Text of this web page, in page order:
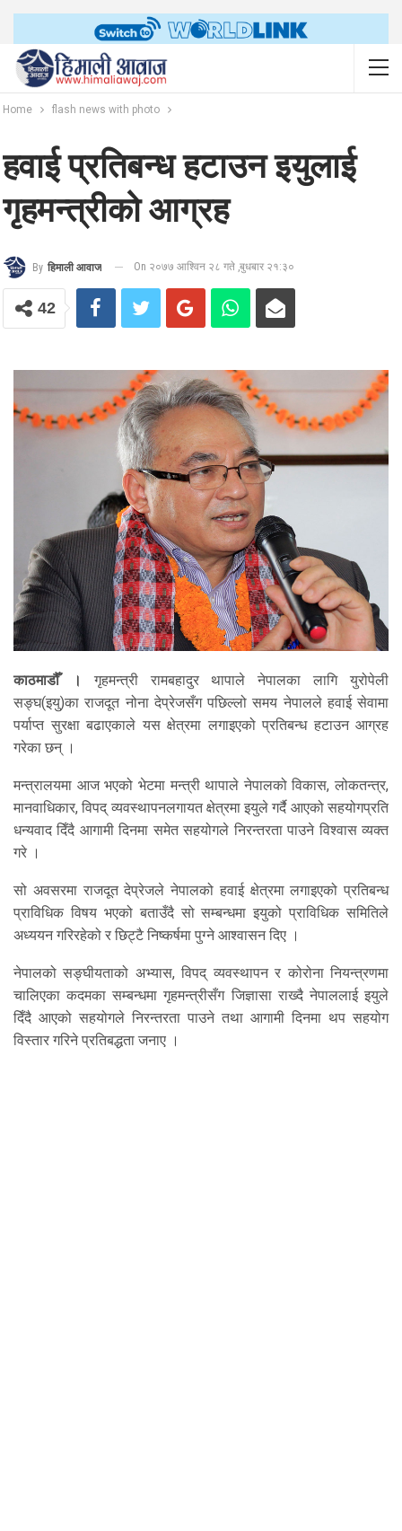
Home flash news with photo
हवाई प्रतिबन्ध हटाउन इयुलाई
गृहमन्त्रीको आग्रह
By हिमाली आवाज On २०७७ आश्विन २८ गते ,बुधबार २१:३०
42
काठमाडौँ ।
गृहमन्त्री रामबहादुर थापाले नेपालका लागि युरोपेली
सङ्घ(इयु)का राजदूत नोना देप्रेजसँग पछिल्लो समय नेपालले हवाई सेवामा
पर्याप्त सुरक्षा बढाएकाले यस क्षेत्रमा लगाइएको प्रतिबन्ध हटाउन आग्रह
गरेका छन् ।
मन्त्रालयमा आज भएको भेटमा मन्त्री थापाले नेपालको विकास, लोकतन्त्र,
मानवाधिकार, विपद् व्यवस्थापनलगायत क्षेत्रमा इयुले गर्दै आएको सहयोगप्रति
धन्यवाद दिँदै आगामी दिनमा समेत सहयोगले निरन्तरता पाउने विश्वास व्यक्त
गरे ।
सो अवसरमा राजदूत देप्रेजले नेपालको हवाई क्षेत्रमा लगाइएको प्रतिबन्ध
प्राविधिक विषय भएको बताउँदै सो सम्बन्धमा इयुको प्राविधिक समितिले
अध्ययन गरिरहेको र छिट्टै निष्कर्षमा पुग्ने आश्वासन दिए ।
नेपालको सङ्घीयताको अभ्यास, विपद् व्यवस्थापन र कोरोना नियन्त्रणमा
चालिएका कदमका सम्बन्धमा गृहमन्त्रीसँग जिज्ञासा राख्दै नेपाललाई इयुले
दिँदै आएको सहयोगले निरन्तरता पाउने तथा आगामी दिनमा थप सहयोग
विस्तार गरिने प्रतिबद्धता जनाए ।